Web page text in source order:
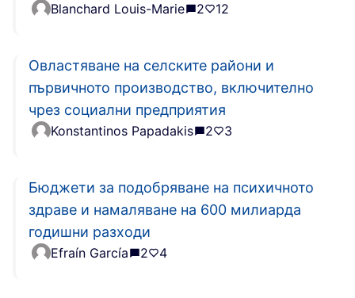
Blanchard Louis-Marie 2 12
Овластяване на селските райони и
първичното производство, включително
чрез социални предприятия
Konstantinos Papadakis 2 3
Бюджети за подобряване на психичното
здраве и намаляване на 600 милиарда
годишни разходи
Efraín García 2 4